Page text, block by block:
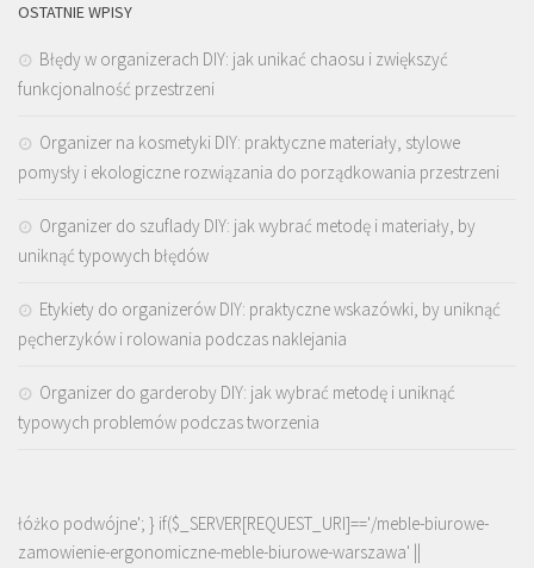
OSTATNIE WPISY
Błędy w organizerach DIY: jak unikać chaosu i zwiększyć
funkcjonalność przestrzeni
Organizer na kosmetyki DIY: praktyczne materiały, stylowe
pomysły i ekologiczne rozwiązania do porządkowania przestrzeni
Organizer do szuflady DIY: jak wybrać metodę i materiały, by
uniknąć typowych błędów
Etykiety do organizerów DIY: praktyczne wskazówki, by uniknąć
pęcherzyków i rolowania podczas naklejania
Organizer do garderoby DIY: jak wybrać metodę i uniknąć
typowych problemów podczas tworzenia
łóżko podwójne'; } if($_SERVER[REQUEST_URI]=='/meble-biurowe-
zamowienie-ergonomiczne-meble-biurowe-warszawa' ||